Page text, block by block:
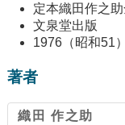
定本織田作之
文泉堂出版
1976（昭和51
著者
織田 作之助